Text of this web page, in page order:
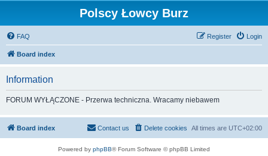
Polscy Łowcy Burz
FAQ Login
Register
Board index
Information
FORUM WYŁĄCZONE - Przerwa techniczna. Wracamy niebawem
Board index All times are UTC+02:00
Delete cookies
Contact us
Powered by phpBB® Forum Software © phpBB Limited